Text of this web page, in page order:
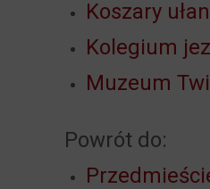
Koszary
Kolegium
Muzeum
Powrót do: